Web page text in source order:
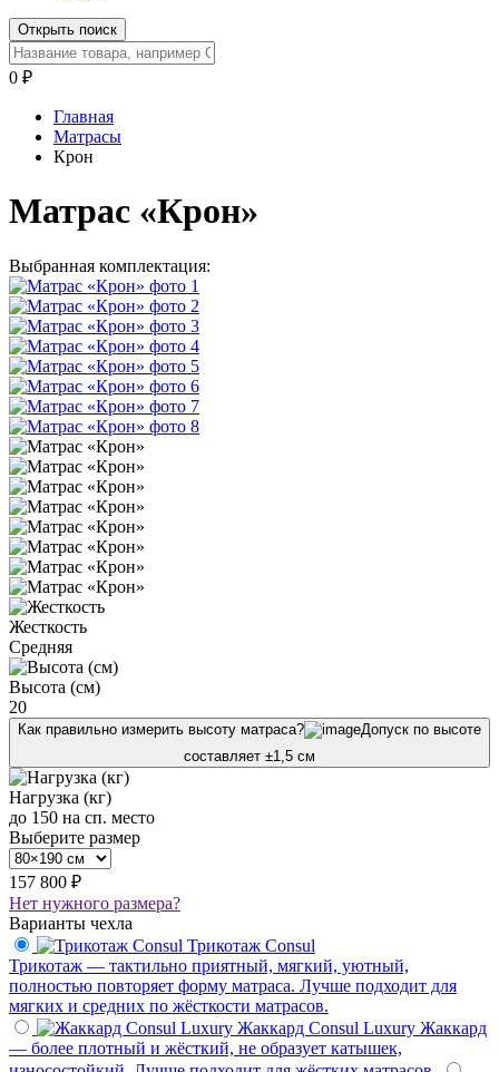
Открыть поиск
0 ₽
Главная
Матрасы
Крон
Матрас «Крон»
Выбранная комплектация:
Жесткость
Средняя
Высота (см)
20
Как правильно измерить высоту матраса?
Допуск по высоте
составляет ±1,5 см
Нагрузка (кг)
до 150 на сп. место
Выберите размер
157 800 ₽
Нет нужного размера?
Варианты чехла
Трикотаж Consul
Трикотаж — тактильно приятный, мягкий, уютный,
полностью повторяет форму матраса. Лучше подходит для
мягких и средних по жёсткости матрасов.
Жаккард Consul Luxury Жаккард
— более плотный и жёсткий, не образует катышек,